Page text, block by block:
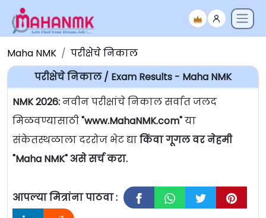
Maha NMK
परीक्षेचे निकाल
परीक्षेचे निकाल / Exam Results - Maha NMK
NMK 2026:नवीन परीक्षांचे निकाल सर्वात जलद
मिळवण्यासाठी"www.MahaNMK.com"या
संकेतस्थळाला दररोज भेट द्याकिंवा गूगल वर नेहमी
"Maha NMK" असे सर्च करा.
आपल्या मित्रांना पाठवा :